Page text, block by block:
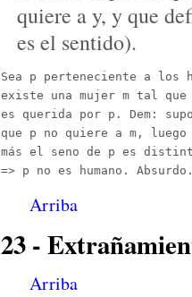
quiere a y, y que
es el sentido).
Sea p perteneciente a los
existe una mujer m tal que
es querida por p. Dem:
que p no quiere a m, luego
más el seno de p es
Arriba
23 -
Arriba